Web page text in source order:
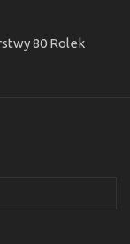
80 Rolek